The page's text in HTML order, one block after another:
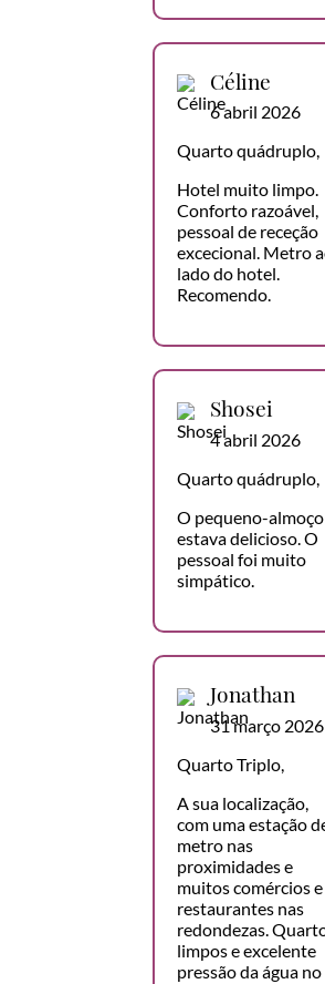
Céline
6 abril 2026
Quarto quádruplo,
Hotel muito limpo.
Conforto razoável,
pessoal de receção
excecional. Metro
lado do hotel.
Recomendo.
Shosei
4 abril 2026
Quarto quádruplo,
O pequeno-almoço
estava delicioso. O
pessoal foi muito
simpático.
Jonathan
31 março 2026
Quarto Triplo,
A sua localização,
com uma estação
metro nas
proximidades e
muitos comércios e
restaurantes nas
redondezas.
limpos e excelente
pressão da água no